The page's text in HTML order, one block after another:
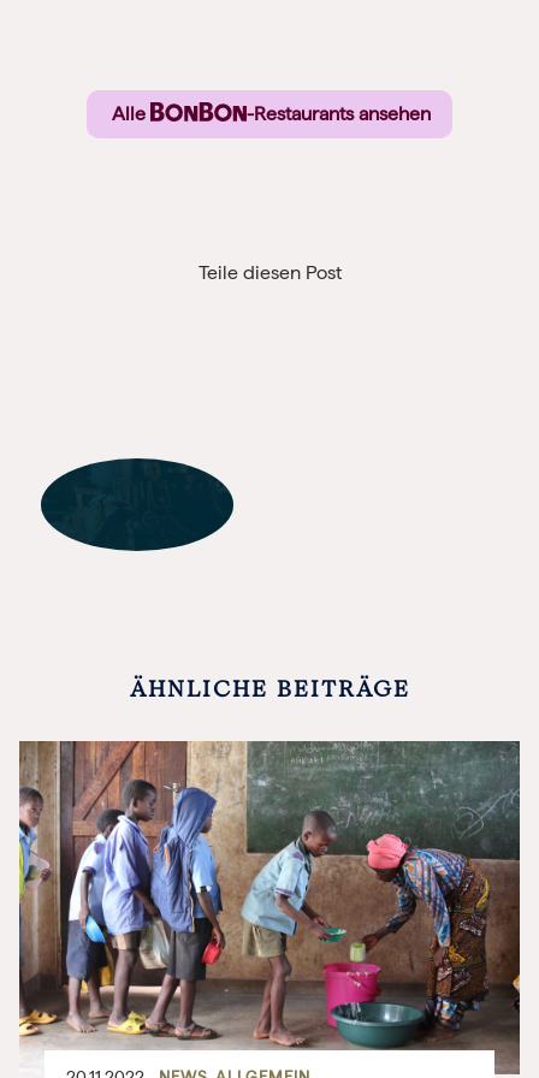
Alle -Restaurants ansehen
Teile diesen Post
ÄHNLICHE BEITRÄGE